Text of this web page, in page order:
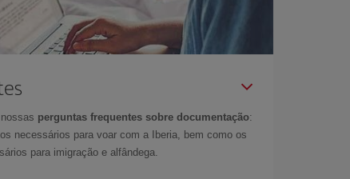
perguntas frequentes sobre documentação:
necessários para voar com a Iberia, bem como os
para imigração e alfândega.